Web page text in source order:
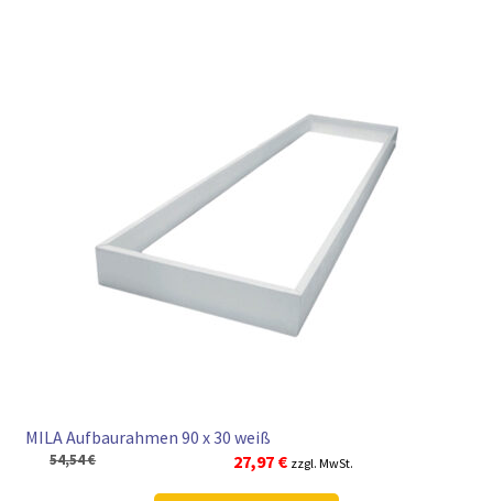
MILA Aufbaurahmen 90 x 30 weiß
54,54€
Ursprünglicher
Preis
27,97 €Aktueller
Preis
zzgl. MwSt.